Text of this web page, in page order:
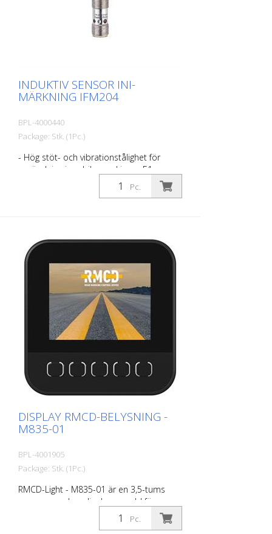
INDUKTIV SENSOR INI-
MÄRKNING IFM204
BPL-4000440
Package: Stk. (1Pc.)
- Hög stöt- och vibrationstålighet för
användning i mobila maskiner - E1-
typgodkännande av Federal Motor
Transport Authority - Hög bullerimmunitet
för RMCD-Light
Pc.
DISPLAY RMCD-BELYSNING -
M835-01
BPL-4001905
Package: Stk. (1Pc.)
RMCD-Light - M835-01 är en 3,5-tums
programmerbar display avsedd för
användning i fordon och terrängmaskiner.
DSEM835 erbjuder användaren
Pc.